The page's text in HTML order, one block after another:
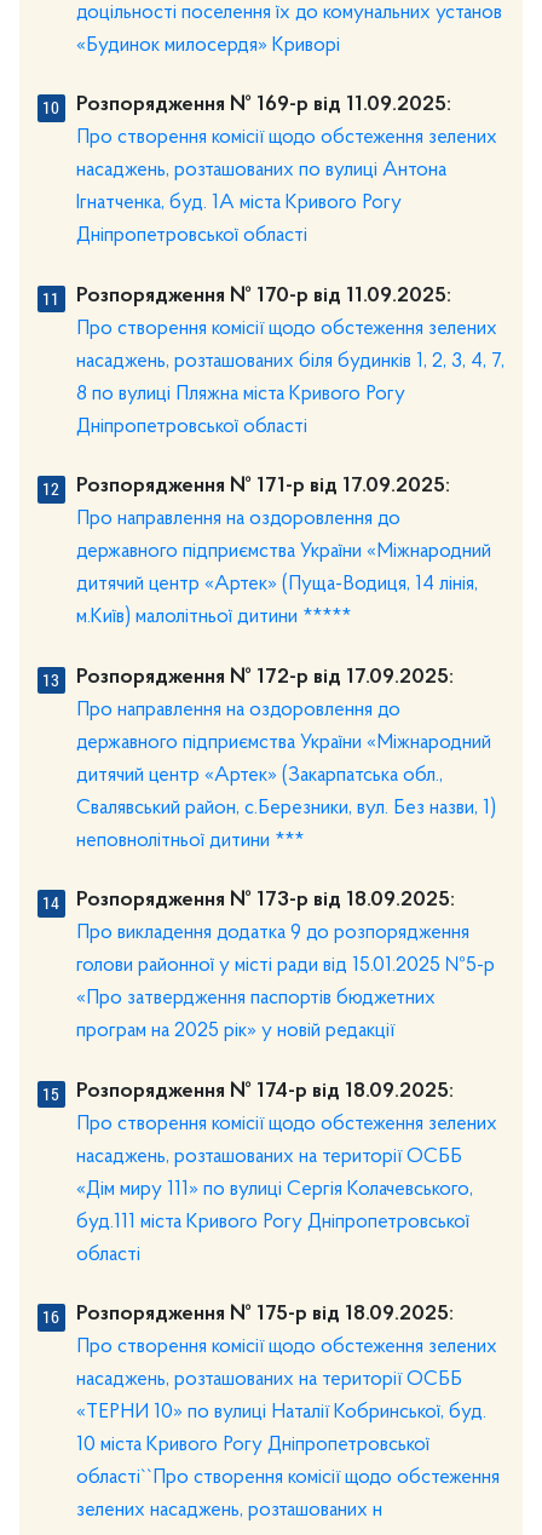
доцільності поселення їх до комунальних установ
«Будинок милосердя» Криворі
Розпорядження № 169-р від 11.09.2025:
Про створення комісії щодо обстеження зелених
насаджень, розташованих по вулиці Антона
Ігнатченка, буд. 1А міста Кривого Рогу
Дніпропетровської області
Розпорядження № 170-р від 11.09.2025:
Про створення комісії щодо обстеження зелених
насаджень, розташованих біля будинків 1, 2, 3, 4, 7,
8 по вулиці Пляжна міста Кривого Рогу
Дніпропетровської області
Розпорядження № 171-р від 17.09.2025:
Про направлення на оздоровлення до
державного підприємства України «Міжнародний
дитячий центр «Артек» (Пуща-Водиця, 14 лінія,
м.Київ) малолітньої дитини *****
Розпорядження № 172-р від 17.09.2025:
Про направлення на оздоровлення до
державного підприємства України «Міжнародний
дитячий центр «Артек» (Закарпатська обл.,
Свалявський район, с.Березники, вул. Без назви, 1)
неповнолітньої дитини ***
Розпорядження № 173-р від 18.09.2025:
Про викладення додатка 9 до розпорядження
голови районної у місті ради від 15.01.2025 №5-р
«Про затвердження паспортів бюджетних
програм на 2025 рік» у новій редакції
Розпорядження № 174-р від 18.09.2025:
Про створення комісії щодо обстеження зелених
насаджень, розташованих на території ОСББ
«Дім миру 111» по вулиці Сергія Колачевського,
буд.111 міста Кривого Рогу Дніпропетровської
області
Розпорядження № 175-р від 18.09.2025:
Про створення комісії щодо обстеження зелених
насаджень, розташованих на території ОСББ
«ТЕРНИ 10» по вулиці Наталії Кобринської, буд.
10 міста Кривого Рогу Дніпропетровської
області``Про створення комісії щодо обстеження
зелених насаджень, розташованих н